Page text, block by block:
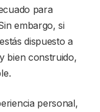
para
embargo, si
dispuesto a
bien construido,
personal,